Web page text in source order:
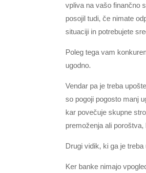
vpliva na vašo finančno
posojil tudi, če nimate
situaciji in potrebujete
Poleg tega vam
ugodno.
Vendar pa je treba
so pogoji pogosto manj
kar povečuje skupne
premoženja ali
Drugi vidik, ki ga je
Ker banke nimajo